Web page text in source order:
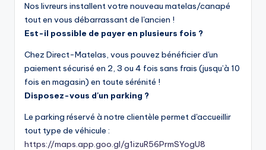
Nos livreurs installent votre nouveau matelas/canapé
tout en vous débarrassant de l'ancien !
Est-il possible de payer en plusieurs fois ?
Chez Direct-Matelas, vous pouvez bénéficier d'un
paiement sécurisé en 2, 3 ou 4 fois sans frais (jusqu’à 10
fois en magasin) en toute sérénité !
Disposez-vous d'un parking ?
Le parking réservé à notre clientèle permet d'accueillir
tout type de véhicule :
https://maps.app.goo.gl/g1izuR56PrmSYogU8